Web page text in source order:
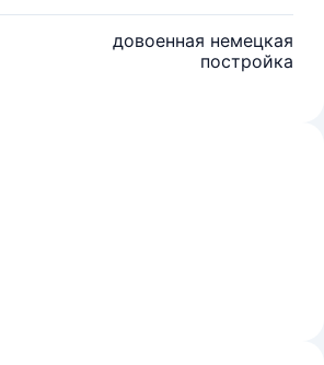
довоенная немецкая
постройка